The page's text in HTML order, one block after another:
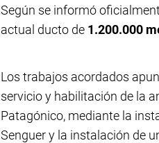
Según se informó
actual ducto de 1.200.000
Los trabajos acordados
servicio y habilitación de la
Patagónico, mediante la
Senguer y la instalación de